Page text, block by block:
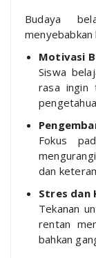
Budaya
Motivasi
Siswa
rasa ingin
Fokus
dan
Stres dan
Tekanan
rentan
bahkan